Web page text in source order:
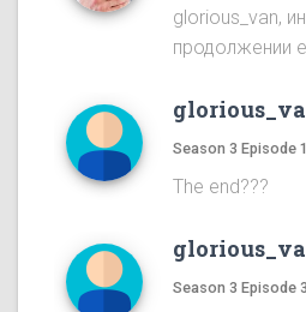
glorious_van,
продолжении
Season 3 Episode
The end???
Season 3 Episode